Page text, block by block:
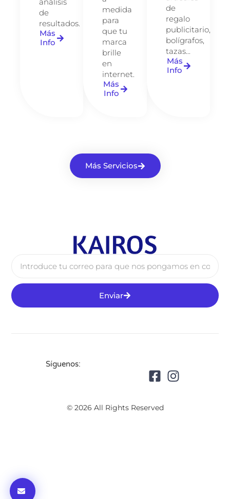
de
resultados.
Más
Info
medida
para
que tu
marca
brille
en
internet.
Más
Info
de
regalo
publicitario,
bolígrafos,
tazas...
Más
Info
Más Servicios
Enviar
Síguenos:
© 2026 All Rights Reserved